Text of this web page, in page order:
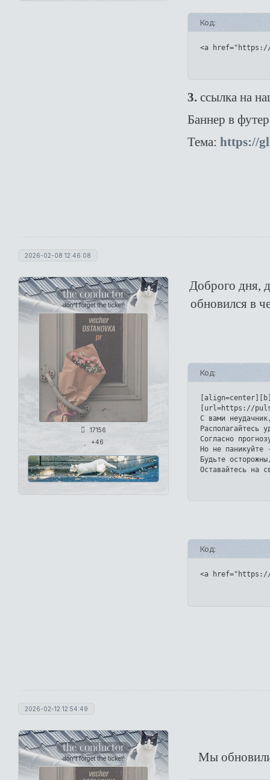
Код:
<a
3. ссылка на
Баннер в
Тема: https://
2026-02-08 12:46:08
the conductor
don't forget the ticket!
17156
+46
Доброго дня,
обновился в
Код:
[url=https://
С вами
Располагайтесь
Согласно
Но не
Будьте
Оставайтесь на
Код:
<a href="https://
2026-02-12 12:54:49
the conductor
don't forget the ticket! Мы